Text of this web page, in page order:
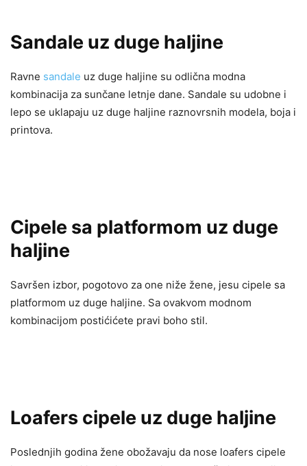
Sandale uz duge haljine
Ravne sandale uz duge haljine su odlična modna
kombinacija za sunčane letnje dane. Sandale su udobne i
lepo se uklapaju uz duge haljine raznovrsnih modela, boja i
printova.
Cipele sa platformom uz duge
haljine
Savršen izbor, pogotovo za one niže žene, jesu cipele sa
platformom uz duge haljine. Sa ovakvom modnom
kombinacijom postićićete pravi boho stil.
Loafers cipele uz duge haljine
Poslednjih godina žene obožavaju da nose loafers cipele